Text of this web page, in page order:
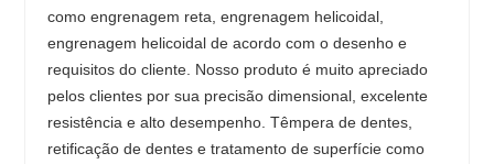
como engrenagem reta, engrenagem helicoidal,
engrenagem helicoidal de acordo com o desenho e
requisitos do cliente. Nosso produto é muito apreciado
pelos clientes por sua precisão dimensional, excelente
resistência e alto desempenho. Têmpera de dentes,
retificação de dentes e tratamento de superfície como